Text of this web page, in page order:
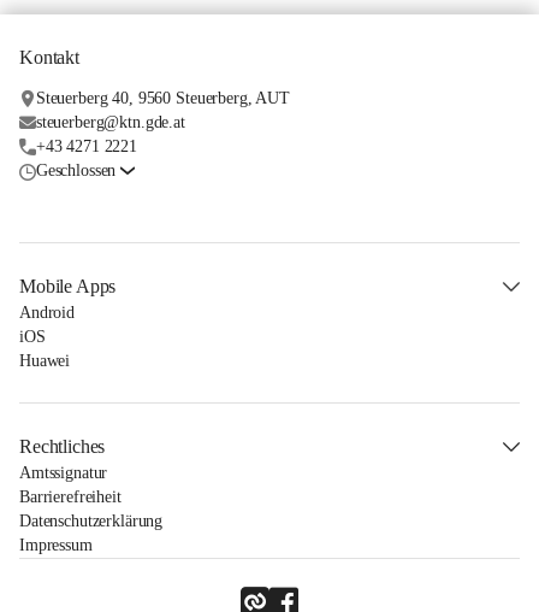
Kontakt
Steuerberg 40, 9560 Steuerberg, AUT
steuerberg@ktn.gde.at
+43 4271 2221
Geschlossen
Mobile Apps
Android
iOS
Huawei
Rechtliches
Amtssignatur
Barrierefreiheit
Datenschutzerklärung
Impressum